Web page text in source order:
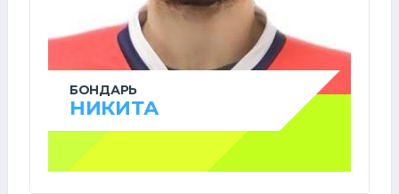
БОНДАРЬ
НИКИТА